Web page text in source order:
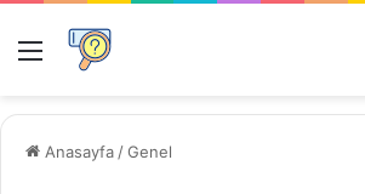
Menü
Anasayfa /Genel